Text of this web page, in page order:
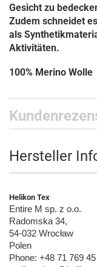
Gesicht zu
Zudem schneidet
als
Aktivitäten.
100% Merino Wolle
Hersteller
Helikon Tex
Entire M sp. z o.o.
Radomska 34,
54-032 Wrocław
Polen
Phone: +48 71 769